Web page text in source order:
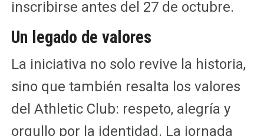
inscribirse antes del 27 de octubre.
Un legado de valores
La iniciativa no solo revive la historia,
sino que también resalta los valores
del Athletic Club: respeto, alegría y
orgullo por la identidad. La jornada